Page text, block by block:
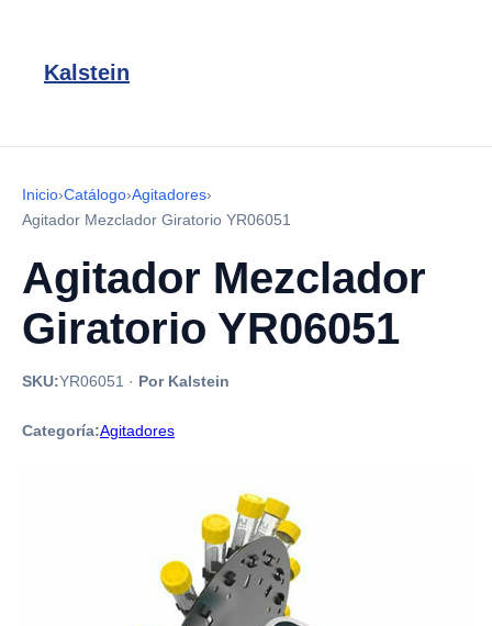
Kalstein
Inicio›Catálogo›Agitadores›
Agitador Mezclador Giratorio YR06051
Agitador Mezclador
Giratorio YR06051
SKU:YR06051 · Por Kalstein
Categoría:Agitadores